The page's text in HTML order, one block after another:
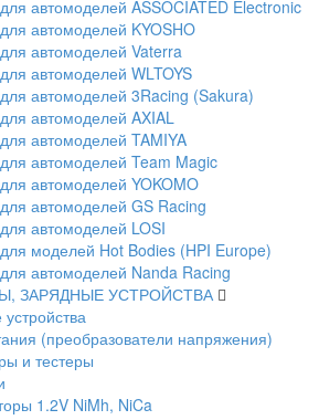
автомоделей ASSOCIATED Electronic
автомоделей KYOSHO
автомоделей Vaterra
автомоделей WLTOYS
автомоделей 3Racing (Sakura)
автомоделей AXIAL
автомоделей TAMIYA
автомоделей Team Magic
автомоделей YOKOMO
автомоделей GS Racing
автомоделей LOSI
моделей Hot Bodies (HPI Europe)
автомоделей Nanda Racing
ЗАРЯДНЫЕ УСТРОЙСТВА
(преобразователи напряжения)
и тестеры
1.2V NiMh, NiCa